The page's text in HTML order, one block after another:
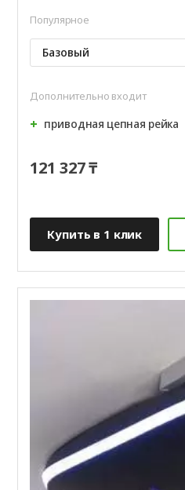
Популярное
Базовый
Дополнительно входит
приводная цепная рейка
121 327 ₸
Купить в 1 клик